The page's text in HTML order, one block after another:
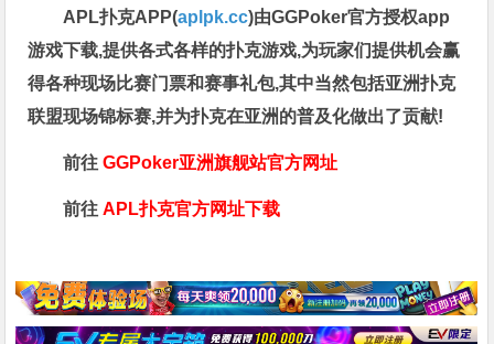
APL扑克APP(aplpk.cc)由GGPoker官方授权app
游戏下载,提供各式各样的扑克游戏,为玩家们提供机会赢
得各种现场比赛门票和赛事礼包,其中当然包括亚洲扑克
联盟现场锦标赛,并为扑克在亚洲的普及化做出了贡献!
前往GGPoker亚洲旗舰站官方网址
前往APL扑克官方网址下载